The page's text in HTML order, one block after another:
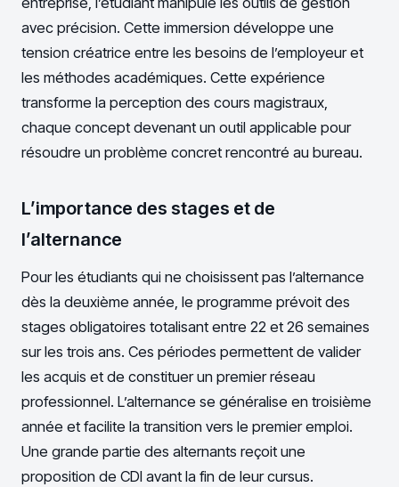
avec précision. Cette immersion développe une
tension créatrice entre les besoins de l’employeur et
les méthodes académiques. Cette expérience
transforme la perception des cours magistraux,
chaque concept devenant un outil applicable pour
résoudre un problème concret rencontré au bureau.
L’importance des stages et de
l’alternance
Pour les étudiants qui ne choisissent pas l’alternance
dès la deuxième année, le programme prévoit des
stages obligatoires totalisant entre 22 et 26 semaines
sur les trois ans. Ces périodes permettent de valider
les acquis et de constituer un premier réseau
professionnel. L’alternance se généralise en troisième
année et facilite la transition vers le premier emploi.
Une grande partie des alternants reçoit une
proposition de CDI avant la fin de leur cursus.